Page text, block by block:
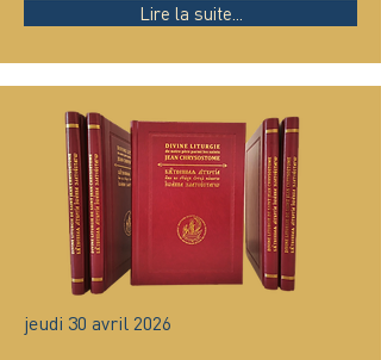
Lire la suite...
jeudi 30 avril 2026